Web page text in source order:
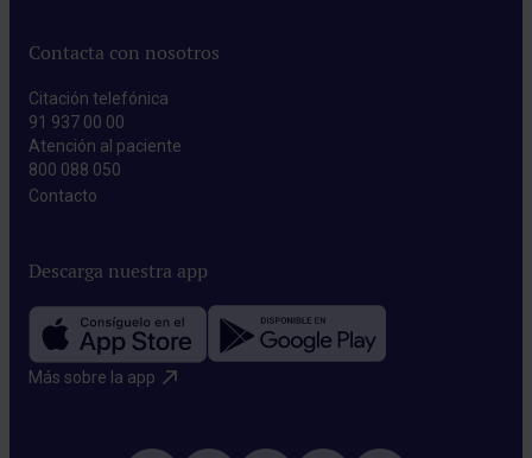
Contacta con nosotros
Citación telefónica
91 937 00 00
Atención al paciente
800 088 050
Contacto​
Descarga nuestra app
Más sobre la app​